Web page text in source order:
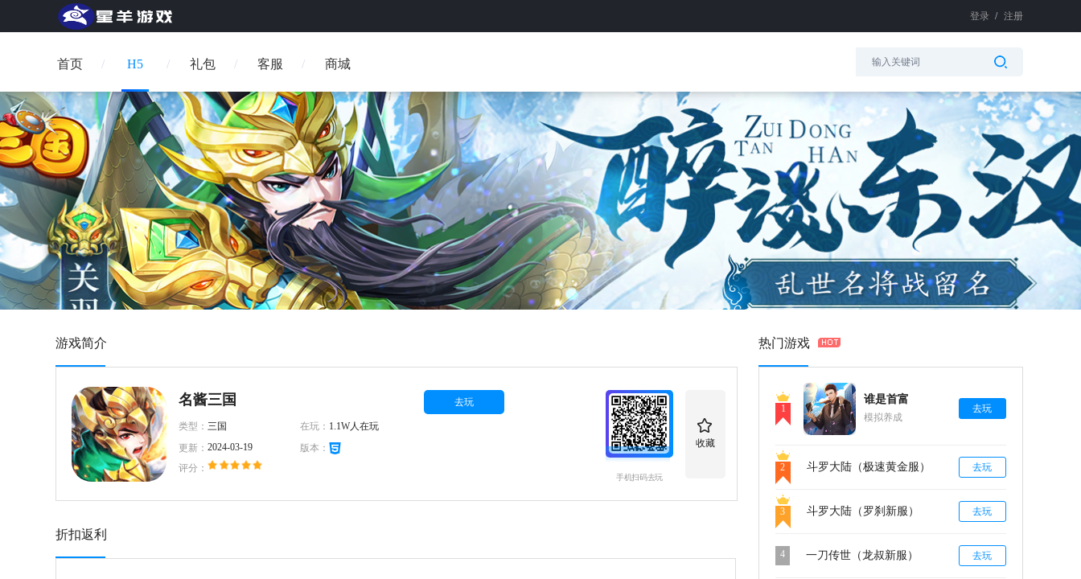
登录 / 注册
首页 H5 礼包 客服 商城
游戏简介
名酱三国
类型： 三国 在玩： 1.1W人在玩
更新： 2024-03-19
版本：
评分：
去玩
手机扫码去玩
收藏
折扣返利
热门游戏
1
谁是首富
模拟养成
去玩
2 斗罗大陆（极速黄金服） 去玩
3 斗罗大陆（罗刹新服） 去玩
4 一刀传世（龙叔新服） 去玩